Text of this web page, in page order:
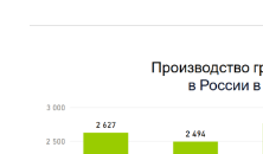
Розничная торговля